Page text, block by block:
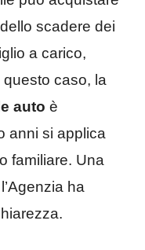
scadere dei
a carico,
questo caso, la
auto è
anni si applica
familiare. Una
ha